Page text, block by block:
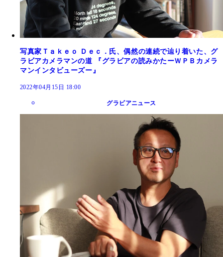
写真家Ｔａｋｅｏ Ｄｅｃ．氏、偶然の連続で辿り着いた、グ
ラビアカメラマンの道 『グラビアの読みかたーＷＰＢカメラ
マンインタビューズー』
2022年04月15日 18:00
グラビアニュース